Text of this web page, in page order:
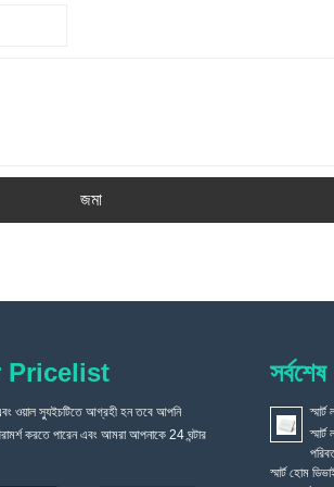
জমা
Pricelist
এবং ওয়াল স্যুইচটিতে আগ্রহী হন তবে আপনি
করতে পারেন এবং আমরা আপনাকে 24 ঘন্টার
করা হয়, কেন আমি একটি সাধারণ সুইচ ইনস্টল করিনি,
সুইচ বেছে নিলাম? 2021/09/03
সমাজ বিকাশ করছে এবং স্মার্ট হোমগুলি আরও বেশি জনপ্রিয়
স্মার্ট হোম